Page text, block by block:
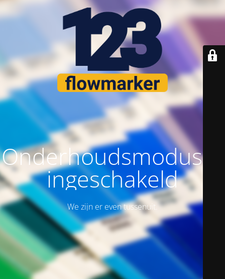
Onderhoudsmodus is
ingeschakeld
We zijn er even tussenuit.